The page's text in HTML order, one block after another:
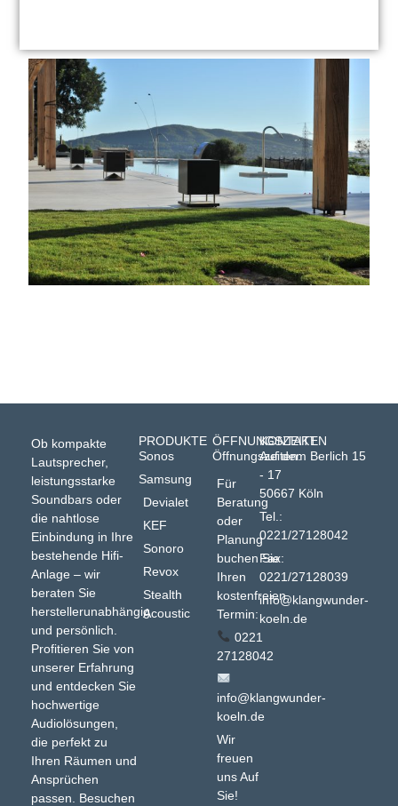
Ob kompakte
Lautsprecher,
leistungsstarke
Soundbars oder
die nahtlose
Einbindung in Ihre
bestehende Hifi-
Anlage – wir
beraten Sie
herstellerunabhängig
und persönlich.
Profitieren Sie von
unserer Erfahrung
und entdecken Sie
hochwertige
Audiolösungen,
die perfekt zu
Ihren Räumen und
Ansprüchen
passen. Besuchen
PRODUKTE
Sonos
Samsung
Devialet
KEF
Sonoro
Revox
Stealth
Acoustic
ÖFFNUNGSZEITEN
Öffnungszeiten:
Für
Beratung
oder
Planung
buchen Sie
Ihren
kostenfreien
Termin:
0221
27128042
info@klangwunder-
koeln.de
Wir
freuen
uns Auf
Sie!
KONTAKT
Auf dem Berlich 15
- 17
50667 Köln
Tel.:
0221/27128042
Fax:
0221/27128039
info@klangwunder-
koeln.de